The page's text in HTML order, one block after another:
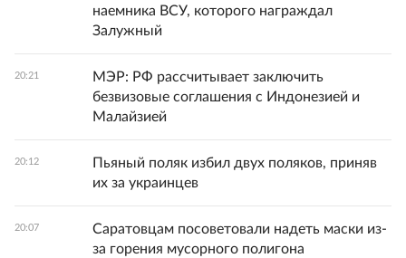
наемника ВСУ, которого награждал
Залужный
20:21
МЭР: РФ рассчитывает заключить
безвизовые соглашения с Индонезией и
Малайзией
20:12
Пьяный поляк избил двух поляков, приняв
их за украинцев
20:07
Саратовцам посоветовали надеть маски из-
за горения мусорного полигона